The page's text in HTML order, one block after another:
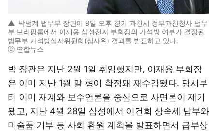
▲ 박범계 법무부 장관이 9일 오후 경기 과천시 정부과천청사 법무
부 브리핑룸에서 이재용 삼성전자 부회장의 가석방 여부가 결정된
법무부 가석방심사위원회(심사위) 결과를 발표하고 있다.
ⓒ 연합뉴스
박 장관은 지난 2월 1일 취임했지만, 이재용 부회장
은 이미 지난 1월 말 형이 확정돼 재수감됐다. 당시부
터 이미 재계와 보수언론을 중심으로 사면론이 제기
됐고, 지난 4월 28일 삼성에서 이건희 상속세 납부와
미술품 기부 등 사회 환원 계획을 발표하면서 급부상